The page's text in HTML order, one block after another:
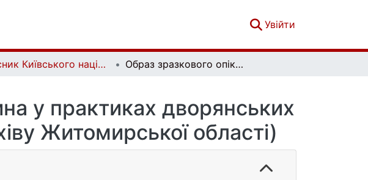
Увійти
Вісник Київського національного університету імені Тараса Шевченка. Історія. Вип. 1/2(152/153) Образ зразкового опікуна та дворянина у практиках дворянських опік (на матеріалах державного архіву Житомирської області)
у практиках дворянських
Житомирської області)